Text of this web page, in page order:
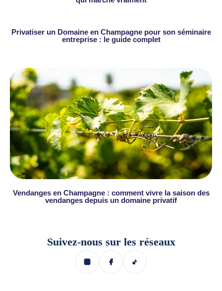
Privatiser un Domaine en Champagne pour son séminaire
entreprise : le guide complet
Vendanges en Champagne : comment vivre la saison des
vendanges depuis un domaine privatif
Suivez-nous sur les réseaux